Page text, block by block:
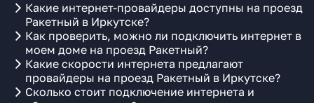
Какие интернет-провайдеры доступны на проезд
Ракетный в Иркутске?
Как проверить, можно ли подключить интернет в
моем доме на проезд Ракетный?
Какие скорости интернета предлагают
провайдеры на проезд Ракетный в Иркутске?
Сколько стоит подключение интернета и